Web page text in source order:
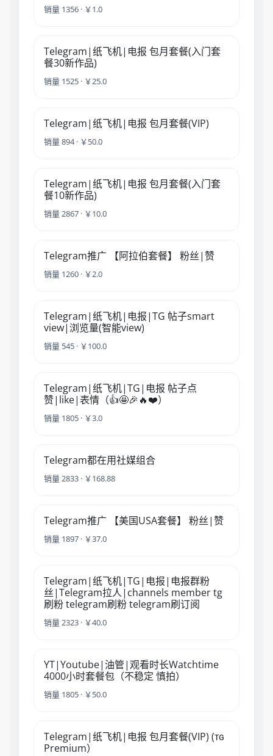
销量 1356 · ￥1.0
Telegram|纸飞机|电报 包月套餐(入门套
餐30新作品)
销量 1525 · ￥25.0
Telegram|纸飞机|电报 包月套餐(VIP)
销量 894 · ￥50.0
Telegram|纸飞机|电报 包月套餐(入门套
餐10新作品)
销量 2867 · ￥10.0
Telegram推广 【阿拉伯套餐】 粉丝|赞
销量 1260 · ￥2.0
Telegram|纸飞机|电报|TG 帖子smart
view|浏览量(智能view)
销量 545 · ￥100.0
Telegram|纸飞机|TG|电报 帖子点
赞|like|表情（👍🤩🎉🔥❤️）
销量 1805 · ￥3.0
Telegram都在用社媒组合
销量 2833 · ￥168.88
Telegram推广 【美国USA套餐】 粉丝|赞
销量 1897 · ￥37.0
Telegram|纸飞机|TG|电报|电报群粉
丝|Telegram拉人|channels member tg
刷粉 telegram刷粉 telegram刷订阅
销量 2323 · ￥40.0
YT|Youtube|油管|观看时长Watchtime
4000小时套餐包（不稳定 慎拍）
销量 1805 · ￥50.0
Telegram|纸飞机|电报 包月套餐(VIP) (ᴛɢ
Premium）